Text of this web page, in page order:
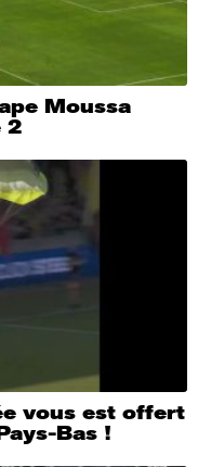
Moussa
2
vous est offert
Bas !